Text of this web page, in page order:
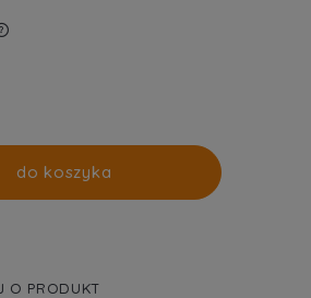
do koszyka
O PRODUKT